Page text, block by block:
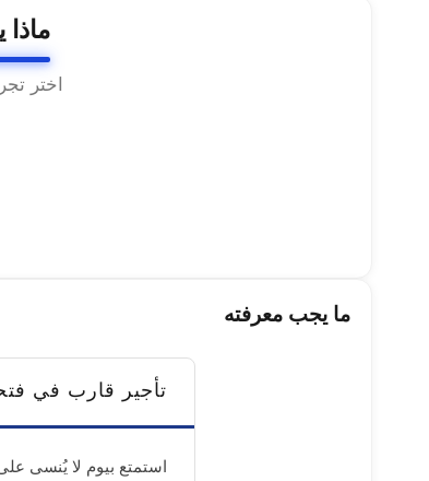
اختر
ما يجب معرفته
تأجير قارب في فتحية // 16 متر
استمتع بيوم لا يُنسى